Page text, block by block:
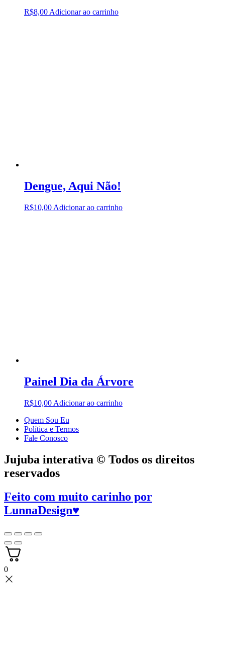
R$8,00 Adicionar ao carrinho
Dengue, Aqui Não!
R$10,00 Adicionar ao carrinho
Painel Dia da Árvore
R$10,00 Adicionar ao carrinho
Quem Sou Eu
Política e Termos
Fale Conosco
Jujuba interativa © Todos os direitos
reservados
Feito com muito carinho por
LunnaDesign♥
0